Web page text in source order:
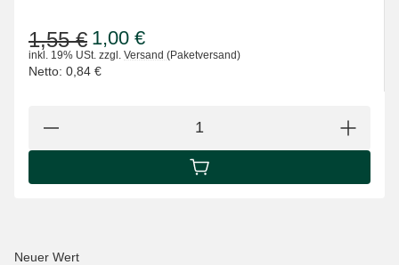
1,00 €
1,55 €
inkl. 19% USt. zzgl. Versand (Paketversand)
Netto: 0,84 €
IN DEN WARENKORB
Neuer Wert